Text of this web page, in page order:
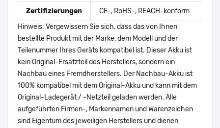
Zertifizierungen
CE-, RoHS-, REACH-konform
Hinweis: Vergewissern Sie sich, dass das von Ihnen
bestellte Produkt mit der Marke, dem Modell und der
Teilenummer Ihres Geräts kompatibel ist. Dieser Akku ist
kein Original-Ersatzteil des Herstellers, sondern ein
Nachbau eines Fremdherstellers. Der Nachbau-Akku ist
100% kompatibel mit dem Original-Akku und kann mit dem
Original-Ladegerät / -Netzteil geladen werden. Alle
aufgeführten Firmen-, Markennamen und Warenzeichen
sind Eigentum des jeweiligen Herstellers und dienen